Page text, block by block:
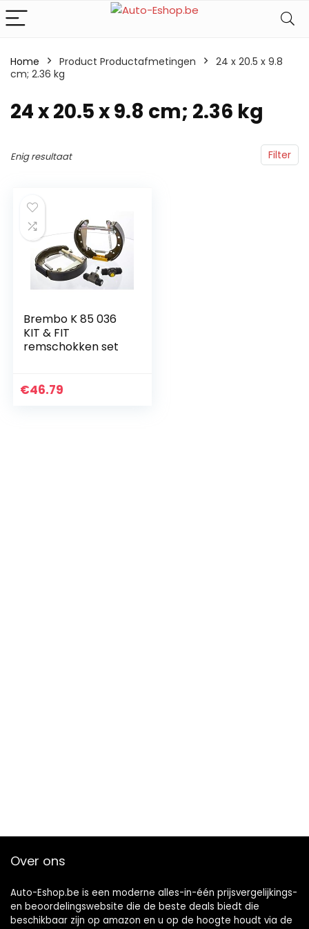
Home Product Productafmetingen
‎24 x 20.5 x 9.8
cm; 2.36 kg
‎24 x 20.5 x 9.8 cm; 2.36 kg
Filter
Enig resultaat
Brembo K 85 036
KIT & FIT
remschokken set
€46.79
Over ons
Auto-Eshop.be is een moderne alles-in-één prijsvergelijkings-
en beoordelingswebsite die de beste deals biedt die
beschikbaar zijn op amazon en u op de hoogte houdt via de